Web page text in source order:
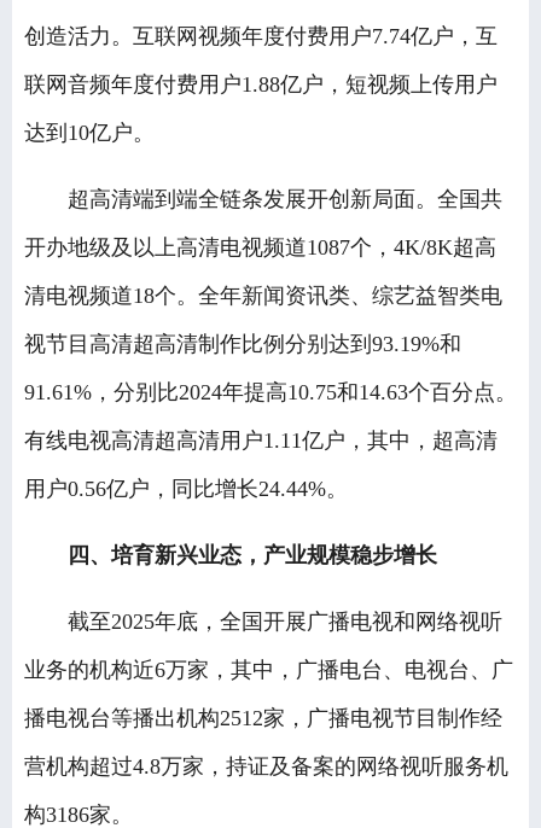
创造活力。互联网视频年度付费用户7.74亿户，互
联网音频年度付费用户1.88亿户，短视频上传用户
达到10亿户。
超高清端到端全链条发展开创新局面。全国共
开办地级及以上高清电视频道1087个，4K/8K超高
清电视频道18个。全年新闻资讯类、综艺益智类电
视节目高清超高清制作比例分别达到93.19%和
91.61%，分别比2024年提高10.75和14.63个百分点。
有线电视高清超高清用户1.11亿户，其中，超高清
用户0.56亿户，同比增长24.44%。
四、培育新兴业态，产业规模稳步增长
截至2025年底，全国开展广播电视和网络视听
业务的机构近6万家，其中，广播电台、电视台、广
播电视台等播出机构2512家，广播电视节目制作经
营机构超过4.8万家，持证及备案的网络视听服务机
构3186家。